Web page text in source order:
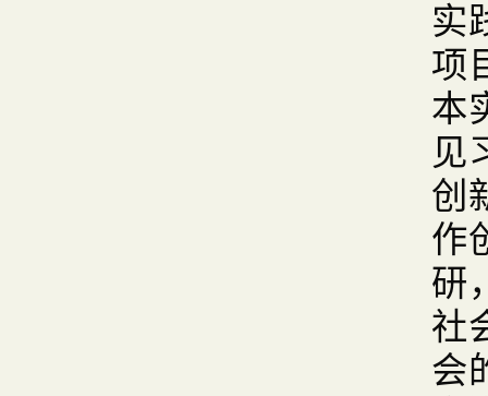
实
项
本
见
创
作
研
社
会